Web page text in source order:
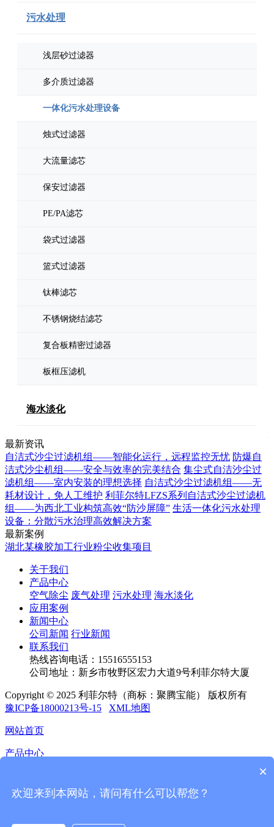
污水处理
浅层砂过滤器
多介质过滤器
一体化污水处理设备
烛式过滤器
大流量滤芯
保安过滤器
PE/PA滤芯
袋式过滤器
篮式过滤器
钛棒滤芯
不锈钢烧结滤芯
复合板精密过滤器
板框压滤机
海水淡化
最新资讯
自洁式沙尘过滤机组——智能化运行，远程监控无忧 防爆自
洁式沙尘机组——安全与效率的完美结合 集尘式自洁沙尘过
滤机组——室内安装的理想选择 自洁式沙尘过滤机组——无
耗材设计，免人工维护 利菲尔特LFZS系列自洁式沙尘过滤机
组——为西北工业构筑高效“防沙屏障” 生活一体化污水处理
设备：分散污水治理高效解决方案
最新案例
湖北某橡胶加工行业粉尘收集项目
关于我们
产品中心
空气除尘 废气处理 污水处理 海水淡化
应用案例
新闻中心
公司新闻 行业新闻
联系我们
热线咨询电话： 15516555153
公司地址：新乡市牧野区宏力大道9号利菲尔特大厦
Copyright © 2025 利菲尔特（商标：聚腾宝能） 版权所有
豫ICP备18000213号-15
XML地图
网站首页
产品中心
新闻中心
×
欢迎来到本网站，请问有什么可以帮您？